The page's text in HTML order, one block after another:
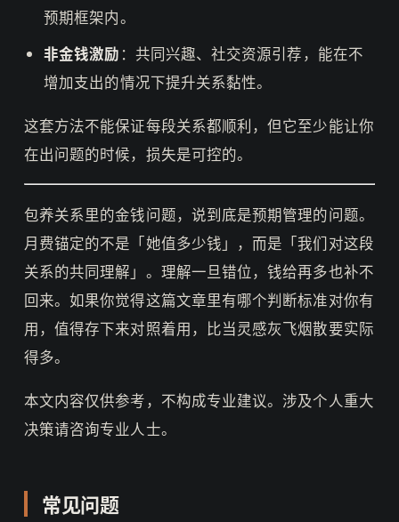
预期框架内。
非金钱激励 ：共同兴趣、社交资源引荐，能在不
增加支出的情况下提升关系黏性。
这套方法不能保证每段关系都顺利，但它至少能让你
在出问题的时候，损失是可控的。
包养关系里的金钱问题，说到底是预期管理的问题。
月费锚定的不是「她值多少钱」，而是「我们对这段
关系的共同理解」。理解一旦错位，钱给再多也补不
回来。如果你觉得这篇文章里有哪个判断标准对你有
用，值得存下来对照着用，比当灵感灰飞烟散要实际
得多。
本文内容仅供参考，不构成专业建议。涉及个人重大
决策请咨询专业人士。
常见问题